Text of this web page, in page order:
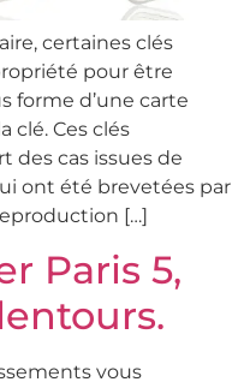
certaines clés
pour être
forme d’une carte
clé. Ces clés
des cas issues de
ont été brevetées par
[…]
Paris 5,
vous